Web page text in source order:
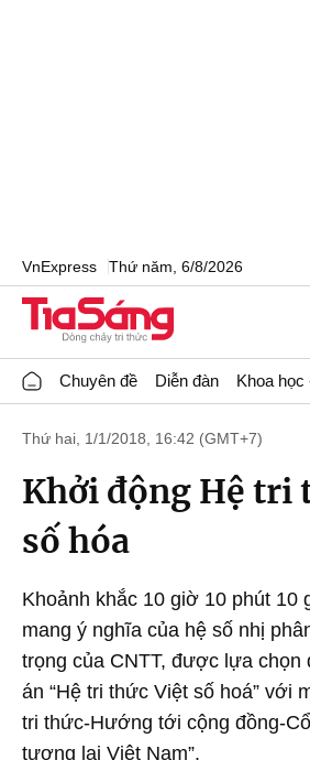
VnExpress Thứ năm, 6/8/2026
Chuyên đề Diễn đàn Khoa học
Thứ hai, 1/1/2018, 16:42 (GMT+7)
Khởi động Hệ tri
số hóa
Khoảnh khắc 10 giờ 10 phút 10
mang ý nghĩa của hệ số nhị
trọng của CNTT, được lựa chọn
án “Hệ tri thức Việt số hoá” với
tri thức-Hướng tới cộng đồng-
tương lai Việt Nam”.